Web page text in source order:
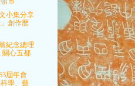
小集分享
」創作歷
紀念總理
關心五都
屆年會
學、藝